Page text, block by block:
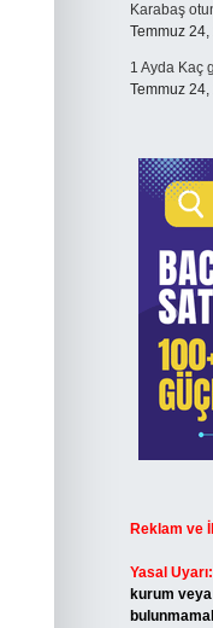
Karabaş
Temmuz 24,
1 Ayda Kaç
Temmuz 24,
Reklam ve
Yasal Uyarı:
kurum